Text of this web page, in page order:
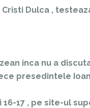
Dulca ,
inca nu a
presedintele
16-17 , pe site-ul